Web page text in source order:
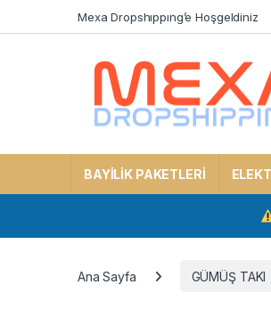
Mexa Dropshıppıng’e Hoşgeldiniz
BAYİLİK PAKETLERİ
Ana Sayfa GÜMÜŞ TAKI